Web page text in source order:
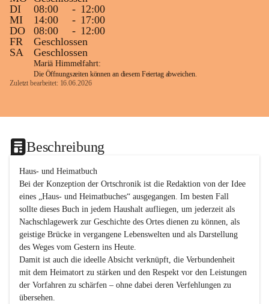
DI
08:00 - 12:00
MI
14:00 - 17:00
DO
08:00 - 12:00
FR
Geschlossen
SA
Geschlossen
Mariä Himmelfahrt:
Die Öffnungszeiten können an diesem Feiertag abweichen.
Zuletzt bearbeitet: 16.06.2026
Beschreibung
Haus- und Heimatbuch
Bei der Konzeption der Ortschronik ist die Redaktion von der Idee
eines „Haus- und Heimatbuches“ ausgegangen. Im besten Fall
sollte dieses Buch in jedem Haushalt aufliegen, um jederzeit als
Nachschlagewerk zur Geschichte des Ortes dienen zu können, als
geistige Brücke in vergangene Lebenswelten und als Darstellung
des Weges vom Gestern ins Heute.
Damit ist auch die ideelle Absicht verknüpft, die Verbundenheit
mit dem Heimatort zu stärken und den Respekt vor den Leistungen
der Vorfahren zu schärfen – ohne dabei deren Verfehlungen zu
übersehen.